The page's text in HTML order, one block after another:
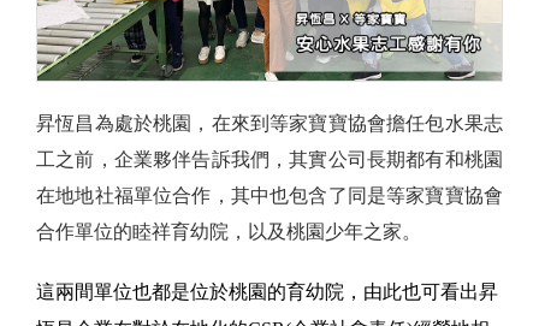
昇恆昌為處於桃園，在來到等家寶寶協會擔任包水果志
工之前，企業夥伴告訴我們，其實公司長期都有和桃園
在地地社福單位合作，其中也包含了同是等家寶寶協會
合作單位的睦祥育幼院，以及桃園少年之家。
這兩間單位也都是位於桃園的育幼院，由此也可看出昇